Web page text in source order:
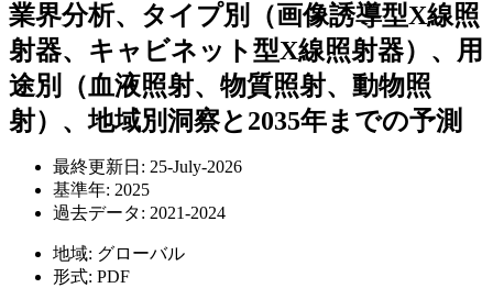
業界分析、タイプ別（画像誘導型X線照
射器、キャビネット型X線照射器）、用
途別（血液照射、物質照射、動物照
射）、地域別洞察と2035年までの予測
最終更新日: 25-July-2026
基準年: 2025
過去データ: 2021-2024
地域: グローバル
形式: PDF